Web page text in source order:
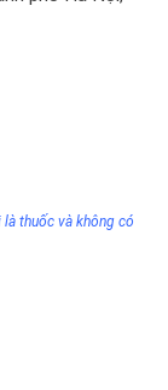
là thuốc và không có